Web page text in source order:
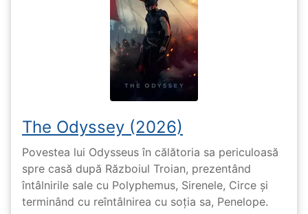
The Odyssey (2026)
Povestea lui Odysseus în călătoria sa periculoasă
spre casă după Războiul Troian, prezentând
întâlnirile sale cu Polyphemus, Sirenele, Circe și
terminând cu reîntâlnirea cu soția sa, Penelope.